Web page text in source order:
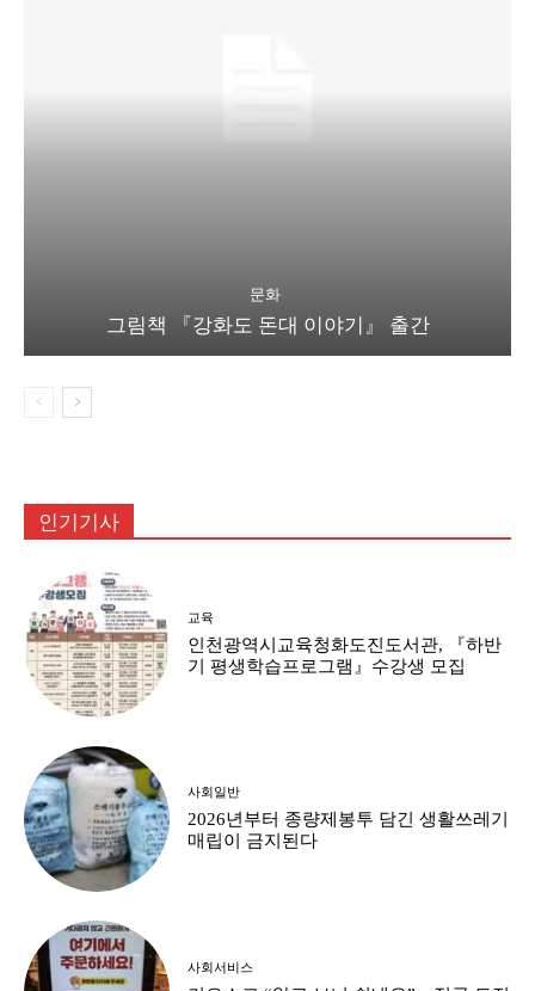
문화
그림책 『강화도 돈대 이야기』 출간
인기기사
교육
인천광역시교육청화도진도서관, 『하반
기 평생학습프로그램』수강생 모집
사회일반
2026년부터 종량제봉투 담긴 생활쓰레기
매립이 금지된다
사회서비스